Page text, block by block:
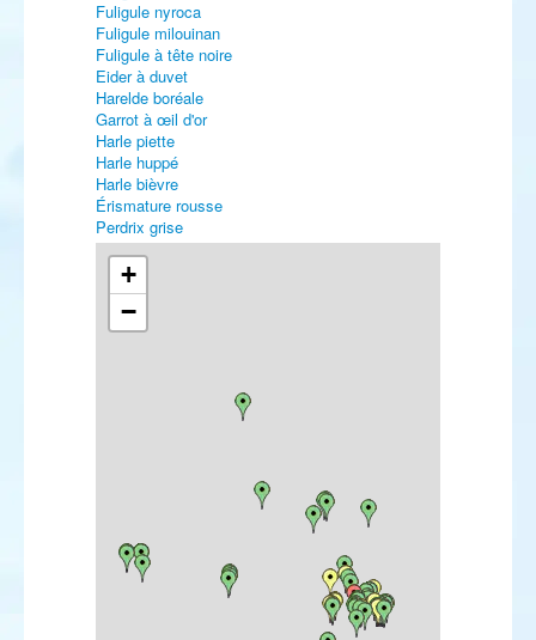
Fuligule nyroca
Fuligule milouinan
Fuligule à tête noire
Eider à duvet
Harelde boréale
Garrot à œil d'or
Harle piette
Harle huppé
Harle bièvre
Érismature rousse
Perdrix grise
Caille des blés
Faisan de Colchide
Plongeon catmarin
Plongeon arctique
Plongeon imbrin
Puffin yelkouan
Océanite tempête
+
−